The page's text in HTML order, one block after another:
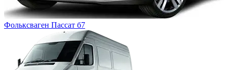
Фольксваген Пассат б7